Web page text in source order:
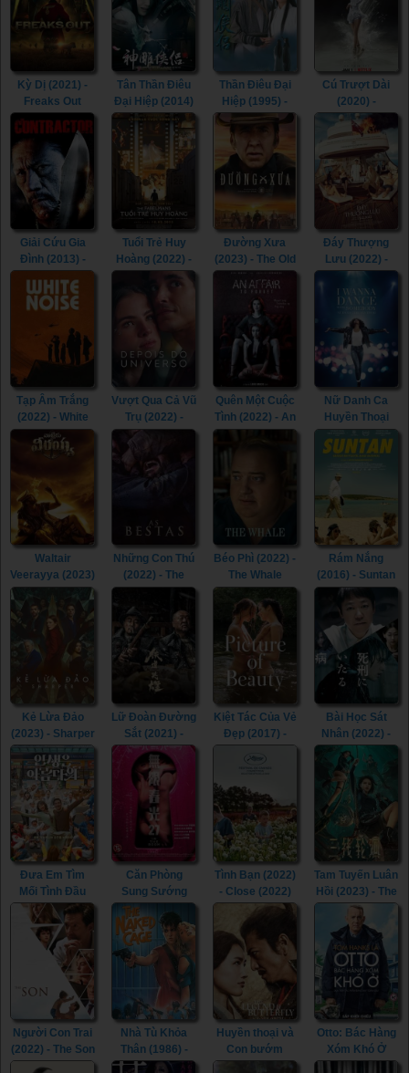
Kỳ Dị (2021) -
Freaks Out
(2021)
Tân Thần Điêu
Đại Hiệp (2014)
- The Romance
of the Condor
Heroes (2014)
Thần Điêu Đại
Hiệp (1995) -
Return of The
Condor Heroes
(1995)
Cú Trượt Dài
(2020) -
Spinning Out
(2020)
Giải Cứu Gia
Đình (2013) -
(2013)
Tuổi Trẻ Huy
Hoàng (2022) -
The Fabelmans
(2022)
Đường Xưa
(2023) - The Old
Way (2023)
Đáy Thượng
Lưu (2022) -
Triangle of
Sadness (2022)
Tạp Âm Trắng
(2022) - White
Noise (2022)
Vượt Qua Cả Vũ
Trụ (2022) -
Beyond the
Universe (2022)
Quên Một Cuộc
Tình (2022) - An
Affair to Forget
Nữ Danh Ca
Huyền Thoại
(2022) - Whitney
Houston: I
with Somebody
(2022)
Waltair
Veerayya (2023)
Veerayya (2023)
Những Con Thú
(2022) - The
Béo Phì (2022) -
The Whale
Rám Nắng
(2016) - Suntan
(2016)
Kẻ Lừa Đảo
(2023) - Sharper
(2023)
Lữ Đoàn Đường
Sắt (2021) -
Railway Heroes
(2021)
Kiệt Tác Của Vẻ
Đẹp (2017) -
Picture of
Bài Học Sát
Nhân (2022) -
Lesson in
Murder (2022)
Đưa Em Tìm
Mối Tình Đầu
(2022) - Life Is
Beautiful (2022)
Căn Phòng
Sung Sướng
(2015) - In the
Room (2015)
Tình Bạn (2022)
- Close (2022)
Tam Tuyến Luân
Hồi (2023) - The
River (2023)
Người Con Trai
(2022) - The Son
(2022)
Nhà Tù Khỏa
Thân (1986) -
The Naked
Huyền thoại và
Con bướm
Otto: Bác Hàng
Xóm Khó Ở